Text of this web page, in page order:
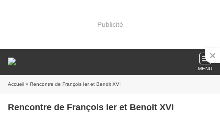
Publicité
MENU
Accueil » Rencontre de François Ier et Benoit XVI
Rencontre de François Ier et Benoit XVI